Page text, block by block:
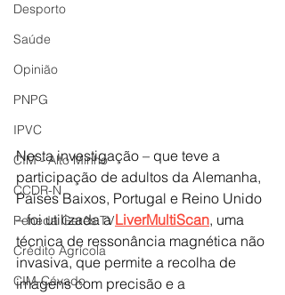
Desporto
Saúde
Opinião
PNPG
IPVC
CIM - Alto Minho
CCDR-N
Peneda Gerês TV
Crédito Agrícola
CIM-Cávado
Nesta investigação – que teve a
participação de adultos da Alemanha,
Países Baixos, Portugal e Reino Unido
– foi utilizada a LiverMultiScan, uma
técnica de ressonância magnética não
invasiva, que permite a recolha de
imagens com precisão e a